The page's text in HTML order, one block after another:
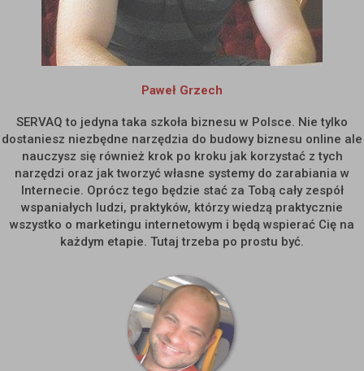
Paweł Grzech
SERVAQ to jedyna taka szkoła biznesu w Polsce. Nie tylko
dostaniesz niezbędne narzędzia do budowy biznesu online ale
nauczysz się również krok po kroku jak korzystać z tych
narzędzi oraz jak tworzyć własne systemy do zarabiania w
Internecie. Oprócz tego będzie stać za Tobą cały zespół
wspaniałych ludzi, praktyków, którzy wiedzą praktycznie
wszystko o marketingu internetowym i będą wspierać Cię na
każdym etapie. Tutaj trzeba po prostu być.